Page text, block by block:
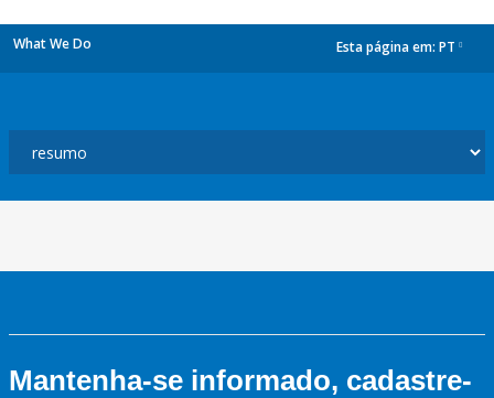
What We Do Esta página em: PT
Mantenha-se informado, cadastre-